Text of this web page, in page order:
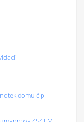
domu č.p.